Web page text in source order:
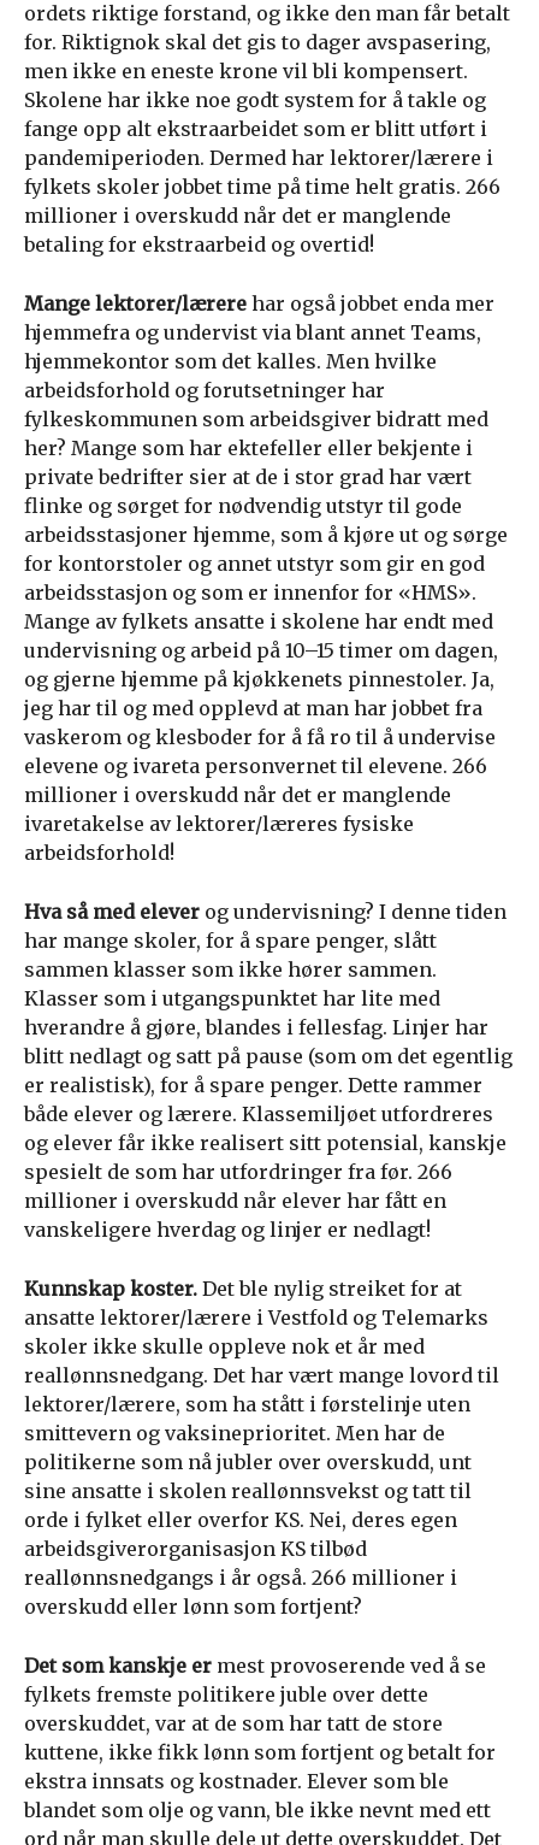
ordets riktige forstand, og ikke den man får betalt
for. Riktignok skal det gis to dager avspasering,
men ikke en eneste krone vil bli kompensert.
Skolene har ikke noe godt system for å takle og
fange opp alt ekstraarbeidet som er blitt utført i
pandemiperioden. Dermed har lektorer/lærere i
fylkets skoler jobbet time på time helt gratis. 266
millioner i overskudd når det er manglende
betaling for ekstraarbeid og overtid!
Mange lektorer/lærere har også jobbet enda mer
hjemmefra og undervist via blant annet Teams,
hjemmekontor som det kalles. Men hvilke
arbeidsforhold og forutsetninger har
fylkeskommunen som arbeidsgiver bidratt med
her? Mange som har ektefeller eller bekjente i
private bedrifter sier at de i stor grad har vært
flinke og sørget for nødvendig utstyr til gode
arbeidsstasjoner hjemme, som å kjøre ut og sørge
for kontorstoler og annet utstyr som gir en god
arbeidsstasjon og som er innenfor for «HMS».
Mange av fylkets ansatte i skolene har endt med
undervisning og arbeid på 10–15 timer om dagen,
og gjerne hjemme på kjøkkenets pinnestoler. Ja,
jeg har til og med opplevd at man har jobbet fra
vaskerom og klesboder for å få ro til å undervise
elevene og ivareta personvernet til elevene. 266
millioner i overskudd når det er manglende
ivaretakelse av lektorer/læreres fysiske
arbeidsforhold!
Hva så med elever og undervisning? I denne tiden
har mange skoler, for å spare penger, slått
sammen klasser som ikke hører sammen.
Klasser som i utgangspunktet har lite med
hverandre å gjøre, blandes i fellesfag. Linjer har
blitt nedlagt og satt på pause (som om det egentlig
er realistisk), for å spare penger. Dette rammer
både elever og lærere. Klassemiljøet utfordreres
og elever får ikke realisert sitt potensial, kanskje
spesielt de som har utfordringer fra før. 266
millioner i overskudd når elever har fått en
vanskeligere hverdag og linjer er nedlagt!
Kunnskap koster. Det ble nylig streiket for at
ansatte lektorer/lærere i Vestfold og Telemarks
skoler ikke skulle oppleve nok et år med
reallønnsnedgang. Det har vært mange lovord til
lektorer/lærere, som ha stått i førstelinje uten
smittevern og vaksineprioritet. Men har de
politikerne som nå jubler over overskudd, unt
sine ansatte i skolen reallønnsvekst og tatt til
orde i fylket eller overfor KS. Nei, deres egen
arbeidsgiverorganisasjon KS tilbød
reallønnsnedgangs i år også. 266 millioner i
overskudd eller lønn som fortjent?
Det som kanskje er mest provoserende ved å se
fylkets fremste politikere juble over dette
overskuddet, var at de som har tatt de store
kuttene, ikke fikk lønn som fortjent og betalt for
ekstra innsats og kostnader. Elever som ble
blandet som olje og vann, ble ikke nevnt med ett
ord når man skulle dele ut dette overskuddet. Det